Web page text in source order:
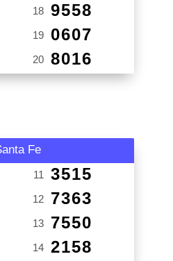
18 9558
19 0607
20 8016
Fe
11 3515
12 7363
13 7550
14 2158